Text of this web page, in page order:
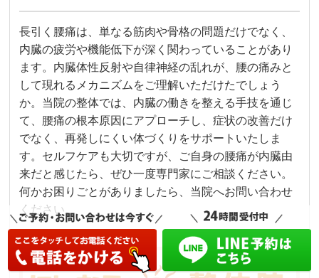
長引く腰痛は、単なる筋肉や骨格の問題だけでなく、
内臓の疲労や機能低下が深く関わっていることがあり
ます。内臓体性反射や自律神経の乱れが、腰の痛みと
して現れるメカニズムをご理解いただけたでしょう
か。当院の整体では、内臓の働きを整える手技を通じ
て、腰痛の根本原因にアプローチし、症状の改善だけ
でなく、再発しにくい体づくりをサポートいたしま
す。セルフケアも大切ですが、ご自身の腰痛が内臓由
来だと感じたら、ぜひ一度専門家にご相談ください。
何かお困りごとがありましたら、当院へお問い合わせ
ください。